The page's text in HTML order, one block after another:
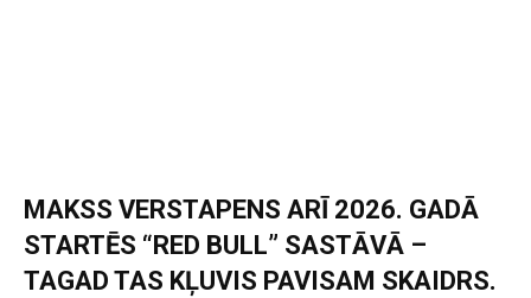
MAKSS VERSTAPENS ARĪ 2026. GADĀ
STARTĒS “RED BULL” SASTĀVĀ –
TAGAD TAS KĻUVIS PAVISAM SKAIDRS.